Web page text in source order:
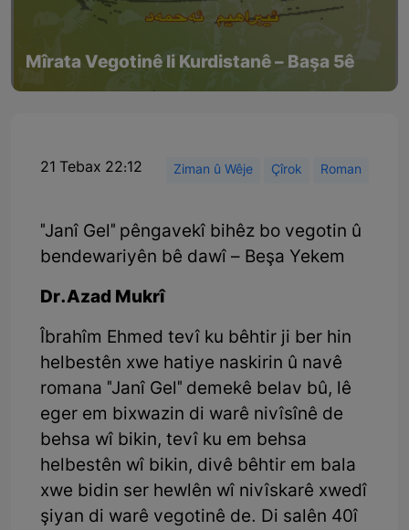
Mîrata Vegotinê li Kurdistanê – Başa 5ê
21 Tebax 22:12 Ziman û Wêje Çîrok Roman
"Janî Gel" pêngavekî bihêz bo vegotin û
bendewariyên bê dawî – Beşa Yekem
Dr.Azad Mukrî
Îbrahîm Ehmed tevî ku bêhtir ji ber hin
helbestên xwe hatiye naskirin û navê
romana "Janî Gel" demekê belav bû, lê
eger em bixwazin di warê nivîsînê de
behsa wî bikin, tevî ku em behsa
helbestên wî bikin, divê bêhtir em bala
xwe bidin ser hewlên wî nivîskarê xwedî
şiyan di warê vegotinê de. Di salên 40î